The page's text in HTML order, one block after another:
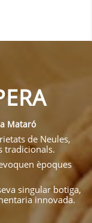
Mataró
de Neules,
tradicionals.
èpoques
singular botiga,
innovada.